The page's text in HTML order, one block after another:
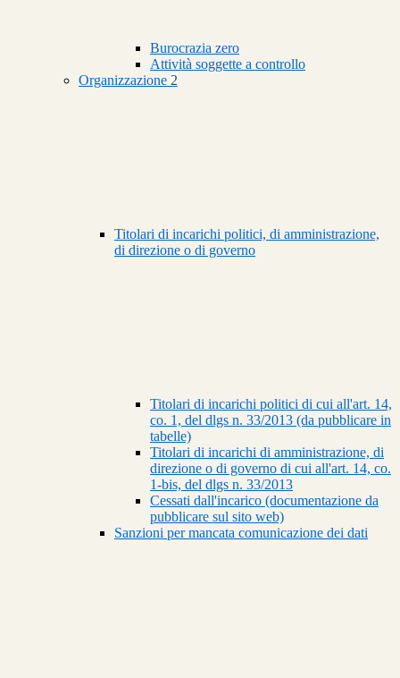
Burocrazia zero
Attività soggette a controllo
Organizzazione 2
Titolari di incarichi politici, di amministrazione,
di direzione o di governo
Titolari di incarichi politici di cui all'art. 14,
co. 1, del dlgs n. 33/2013 (da pubblicare in
tabelle)
Titolari di incarichi di amministrazione, di
direzione o di governo di cui all'art. 14, co.
1-bis, del dlgs n. 33/2013
Cessati dall'incarico (documentazione da
pubblicare sul sito web)
Sanzioni per mancata comunicazione dei dati